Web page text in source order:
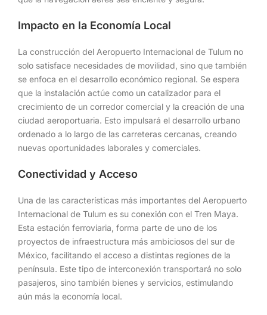
Impacto en la Economía Local
La construcción del Aeropuerto Internacional de Tulum no
solo satisface necesidades de movilidad, sino que también
se enfoca en el desarrollo económico regional. Se espera
que la instalación actúe como un catalizador para el
crecimiento de un corredor comercial y la creación de una
ciudad aeroportuaria. Esto impulsará el desarrollo urbano
ordenado a lo largo de las carreteras cercanas, creando
nuevas oportunidades laborales y comerciales.
Conectividad y Acceso
Una de las características más importantes del Aeropuerto
Internacional de Tulum es su conexión con el Tren Maya.
Esta estación ferroviaria, forma parte de uno de los
proyectos de infraestructura más ambiciosos del sur de
México, facilitando el acceso a distintas regiones de la
península. Este tipo de interconexión transportará no solo
pasajeros, sino también bienes y servicios, estimulando
aún más la economía local.